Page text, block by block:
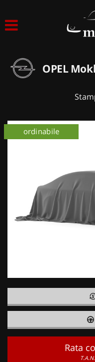
ACQUISTIAMO USATO
NOLEGGIO AUTO
NOLEGGIO BREVE TERMINE
CONTATTI
OPEL
ordinabile
Rata